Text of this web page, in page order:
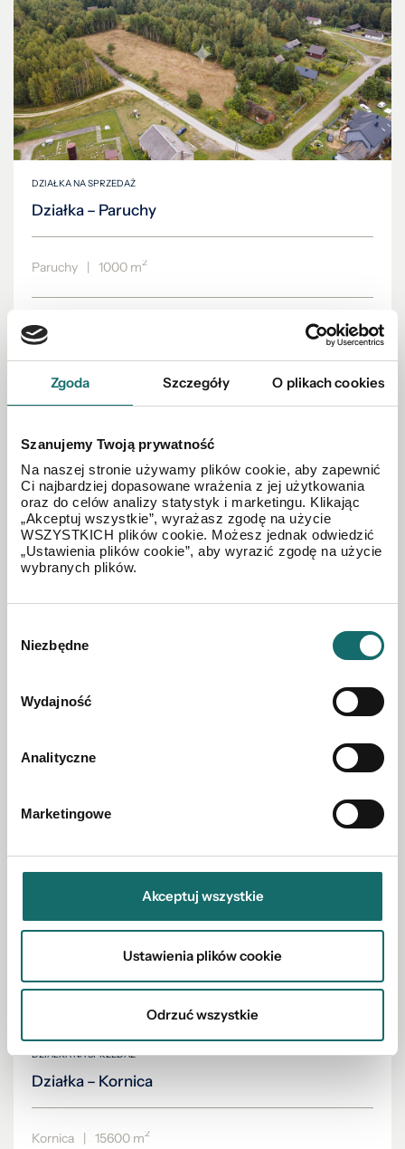
Zgoda Szczegóły O plikach cookies
Szanujemy Twoją prywatność
Na naszej stronie używamy plików cookie, aby zapewnić
Ci najbardziej dopasowane wrażenia z jej użytkowania
oraz do celów analizy statystyk i marketingu. Klikając
„Akceptuj wszystkie”, wyrażasz zgodę na użycie
WSZYSTKICH plików cookie. Możesz jednak odwiedzić
„Ustawienia plików cookie”, aby wyrazić zgodę na użycie
wybranych plików.
zgody
Niezbędne
Wydajność
Analityczne
Marketingowe
Akceptuj wszystkie
Ustawienia plików cookie
Odrzuć wszystkie
DZIAŁKA NA SPRZEDAŻ
Działka – Paruchy
Paruchy | 1000 m2
69 000 PLN
LOKAL NA SPRZEDAŻ
DZIAŁKA NA SPRZEDAŻ
Działka – Kornica
Kornica | 15600 m2